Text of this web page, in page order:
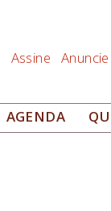
Assine Anuncie
AGENDA